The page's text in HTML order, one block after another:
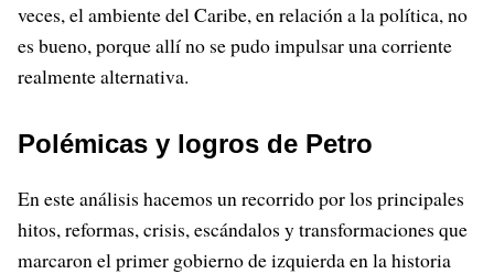
veces, el ambiente del Caribe, en relación a la política, no
es bueno, porque allí no se pudo impulsar una corriente
realmente alternativa.
Polémicas y logros de Petro
En este análisis hacemos un recorrido por los principales
hitos, reformas, crisis, escándalos y transformaciones que
marcaron el primer gobierno de izquierda en la historia